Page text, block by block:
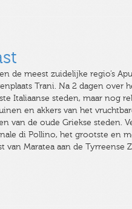
de meest zuidelijke regio’s
Trani. Na 2 dagen over
Italiaanse steden, maar nog
en akkers van het
van de oude Griekse steden.
di Pollino, het grootste en
van Maratea aan de Tyrreense